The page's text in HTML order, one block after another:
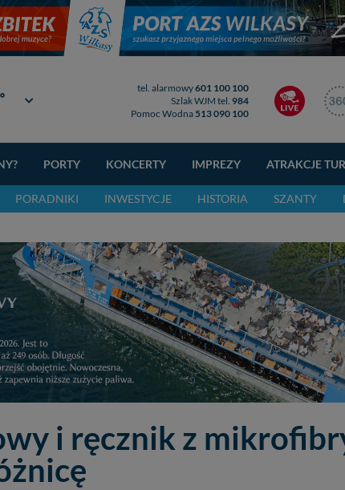
° Giżycko
tel. alarmowy601 100 100
Szlak WJM tel. 984
Pomoc Wodna 513 090 100
PORTY KONCERTY IMPREZY ATRAKCJE
PORADNIKI INWESTYCJE HISTORIA SZANTY
i ręcznik z